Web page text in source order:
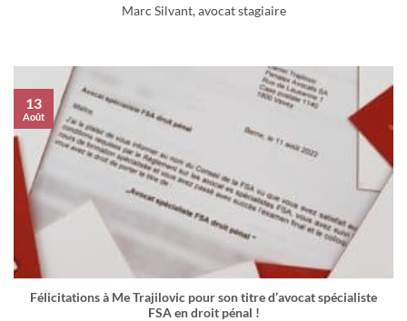
Marc Silvant, avocat stagiaire
Félicitations à Me Trajilovic pour son titre d’avocat spécialiste
FSA en droit pénal !
13
Août